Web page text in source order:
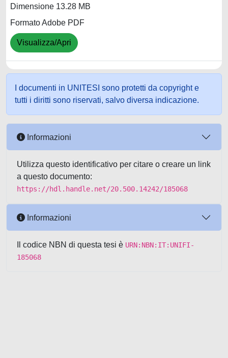
Dimensione 13.28 MB
Formato Adobe PDF
Visualizza/Apri
I documenti in UNITESI sono protetti da copyright e
tutti i diritti sono riservati, salvo diversa indicazione.
Informazioni
Utilizza questo identificativo per citare o creare un link
a questo documento:
https://hdl.handle.net/20.500.14242/185068
Informazioni
Il codice NBN di questa tesi è URN:NBN:IT:UNIFI-
185068